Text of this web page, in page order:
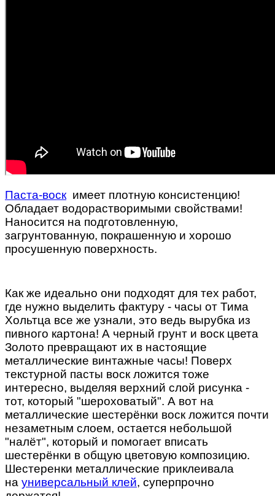
Паста-воскимеет плотную консистенцию!
Обладает водорастворимыми свойствами!
Наносится на подготовленную,
загрунтованную, покрашенную и хорошо
просушенную поверхность.
Как же идеально они подходят для тех работ,
где нужно выделить фактуру - часы от Тима
Хольтца все же узнали, это ведь вырубка из
пивного картона! А черный грунт и воск цвета
Золото превращают их в настоящие
металлические винтажные часы! Поверх
текстурной пасты воск ложится тоже
интересно, выделяя верхний слой рисунка -
тот, который "шероховатый". А вот на
металлические шестерёнки воск ложится почти
незаметным слоем, остается небольшой
"налёт", который и помогает вписать
шестерёнки в общую цветовую композицию.
Шестеренки металлические приклеивала
на универсальный клей, суперпрочно